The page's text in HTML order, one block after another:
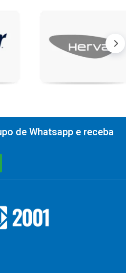
de Whatsapp e receba